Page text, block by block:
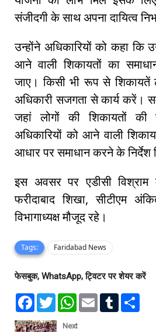
संजीदगी के साथ अपना दायित्व
उन्होंने अधिकारियों को कहा कि
आने वाली शिकायतों का
जाए। किसी भी रूप से शिकायतें
अधिकारी सजगता से कार्य करें।
जहां लोगों की शिकायतों
अधिकारियों को आने वाली
आधार पर समाधान करने के निर्देश
इस अवसर पर एडीसी विश्राम
फरीदाबाद शिखा, सीटीएम
विभागाध्यक्ष मौजूद रहे।
Tags: Faridabad News
फेसबुक, WhatsApp, ट्विटर पर शेयर करें
F
e
T
w
t
W
t
E
T
Next